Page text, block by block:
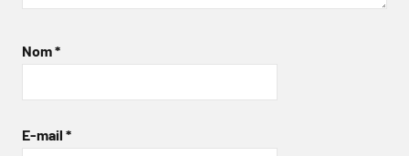
Nom*
E-mail *